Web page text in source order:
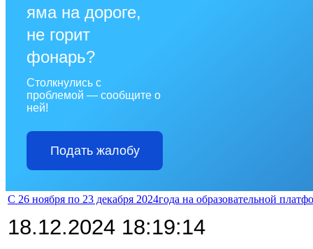
яма на дороге,
не горит
фонарь?
Столкнулись с
проблемой — сообщите о
ней!
Подать жалобу
С 26 ноября по 23 декабря 2024года на образовательной
18.12.2024 18:19:14